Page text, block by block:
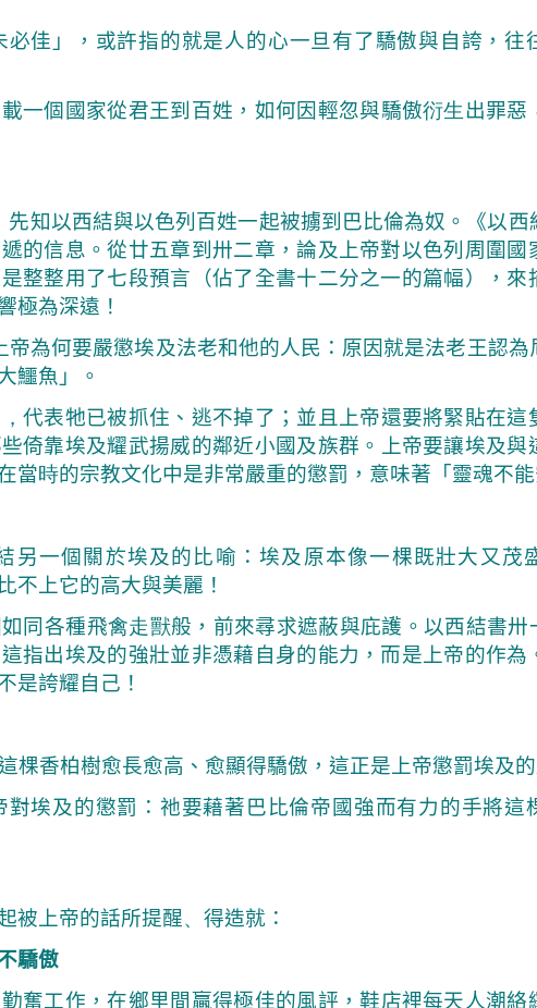
佳」，或許指的就是人的心一旦有了驕傲與自誇，往
一個國家從君王到百姓，如何因輕忽與驕傲衍生 出罪惡
先知以西結與以色列百姓一起被擄到巴比倫為奴。《以西
的信息。從廿五章到卅二章，論及上帝對以色列周圍國
整整用了七段預言（佔了全書十二分之一的篇幅），來
極為深遠！
帝為何要嚴懲埃及法老和他的人民：原因就是法老王認為
鱷魚」。
，代表牠已被抓住、逃不掉了；並且上帝還要將緊貼在這
倚靠埃及耀武揚威的鄰近小國及族群。上帝要讓埃及與
當時的宗教文化中是非常嚴重的懲罰，意味著「靈魂不能
另一個關於埃及的比喻：埃及原本像一棵既壯大又茂
不上它的高大與美麗！
同各種飛禽走獸般，前來尋求遮蔽與庇護。以西結書卅
指出埃及的強壯並非憑藉自身的能力，而是上帝的作為
是誇耀自己！
棵香柏樹愈長愈高、愈顯得驕傲，這正是上帝懲罰埃及的
及的懲罰：祂要藉著巴比倫帝國強而有力的手將這
被上帝的話所提醒、 得造就：
驕傲
勤奮工作，在鄉里間贏得極佳的風評，鞋店裡每天人潮絡